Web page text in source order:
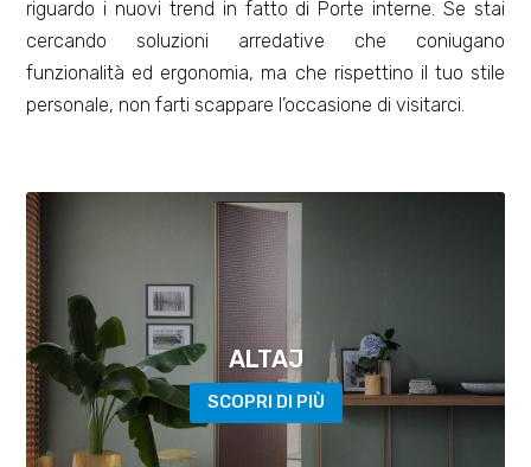
riguardo i nuovi trend in fatto di Porte interne. Se stai
cercando soluzioni arredative che coniugano
funzionalità ed ergonomia, ma che rispettino il tuo stile
personale, non farti scappare l’occasione di visitarci.
ALTAJ
SCOPRI DI PIÙ